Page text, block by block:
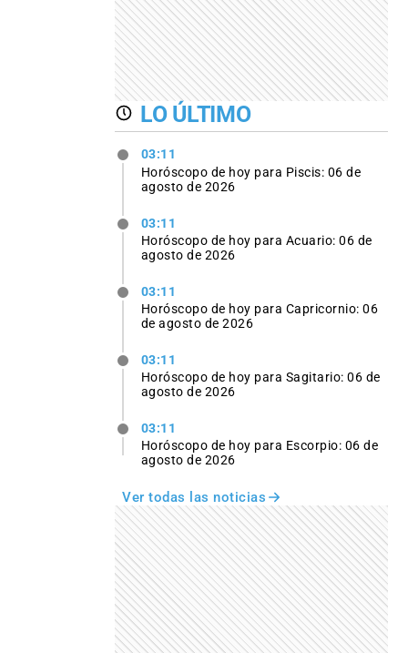
LO ÚLTIMO
03:11
Horóscopo de hoy para Piscis: 06 de
agosto de 2026
03:11
Horóscopo de hoy para Acuario: 06 de
agosto de 2026
03:11
Horóscopo de hoy para Capricornio: 06
de agosto de 2026
03:11
Horóscopo de hoy para Sagitario: 06 de
agosto de 2026
03:11
Horóscopo de hoy para Escorpio: 06 de
agosto de 2026
Ver todas las noticias